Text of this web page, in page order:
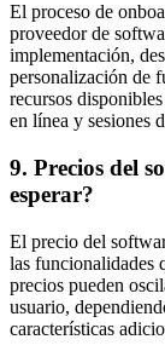
El proceso de
proveedor de
implementación,
personalización de
recursos
en línea y sesiones
9. Precios del
esperar?
El precio del
las funcionalidades
precios pueden
usuario,
características